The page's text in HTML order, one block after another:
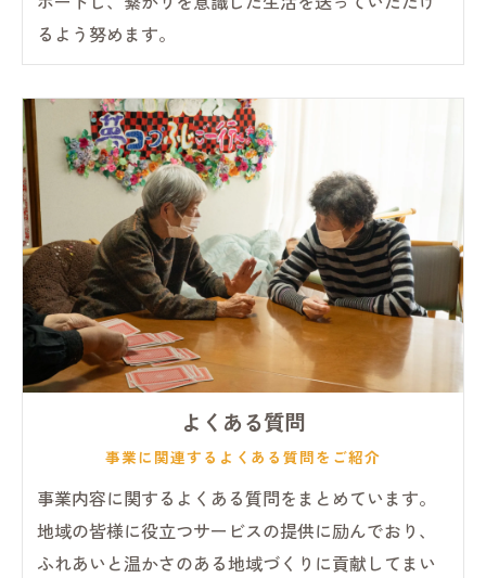
るよう努めます。
よくある質問
事業に関連するよくある質問をご紹介
事業内容に関するよくある質問をまとめています。
地域の皆様に役立つサービスの提供に励んでおり、
ふれあいと温かさのある地域づくりに貢献してまい